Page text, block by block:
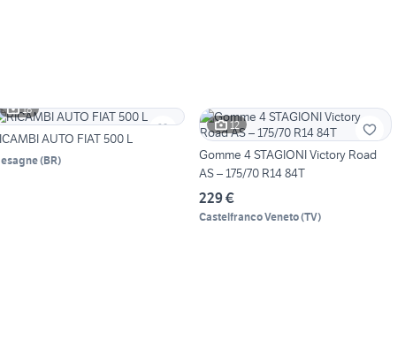
18
AUTO FIAT 500 L
(BR)
12
Gomme 4 STAGIONI Victory Road
AS – 175/70 R14 84T
229 €
Castelfranco Veneto(TV)